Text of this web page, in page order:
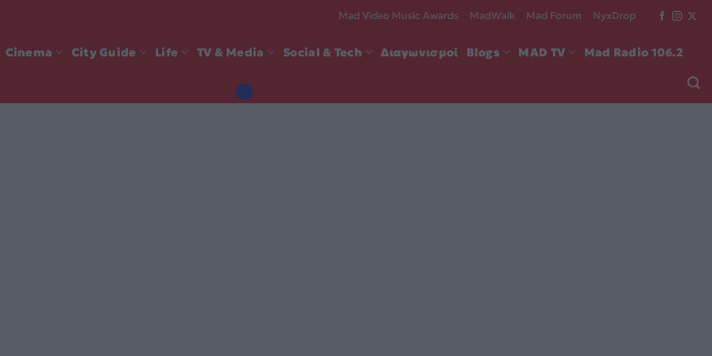
Mad Video Music Awards MadWalk Mad Forum NyxDrop
Cinema City Guide Life TV & Media Social & Tech Διαγωνισμοί Blogs MAD TV Mad Radio 106.2